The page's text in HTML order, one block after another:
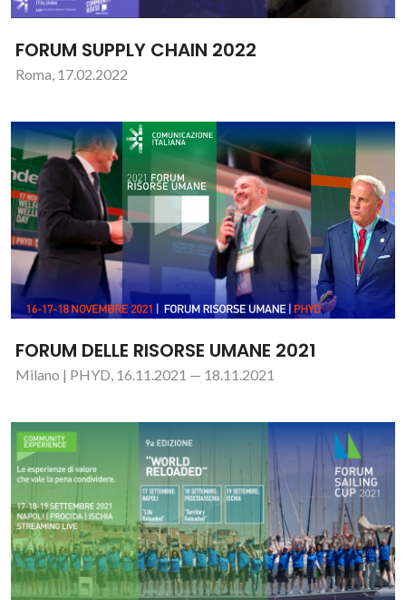
FORUM SUPPLY CHAIN 2022
Roma, 17.02.2022
FORUM DELLE RISORSE UMANE 2021
Milano | PHYD, 16.11.2021 — 18.11.2021